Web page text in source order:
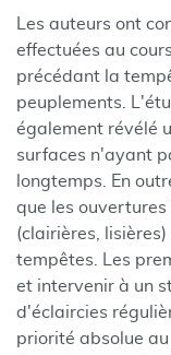
Les auteurs ont
effectuées au
précédant la
peuplements.
également révélé
surfaces n'ayant
longtemps. En
que les
(clairières,
tempêtes. Les
et intervenir à un
d'éclaircies
priorité absolue